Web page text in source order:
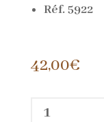
Réf. 5922
42,00€
quantité